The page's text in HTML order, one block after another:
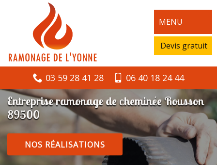
MENU
Devis gratuit
03 59 28 41 28 06 40 18 24 44
Entreprise ramonage de cheminée Rousson
89500
NOS RÉALISATIONS